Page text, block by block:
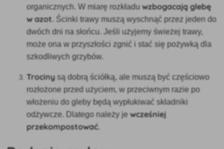
organicznych. W miarę rozkładu wzbogacają glebę
w azot. Ścinki trawy muszą wyschnąć przez jeden do
dwóch dni na słońcu. Jeśli użyjemy świeżej trawy,
może ona w przyszłości zgnić i stać się pożywką dla
szkodliwych grzybów.
Trocinysą dobrą ściółką, ale muszą być częściowo
rozłożone przed użyciem, w przeciwnym razie po
włożeniu do gleby będą wypłukiwać składniki
odżywcze. Dlatego należy jewcześniej
przekompostować.